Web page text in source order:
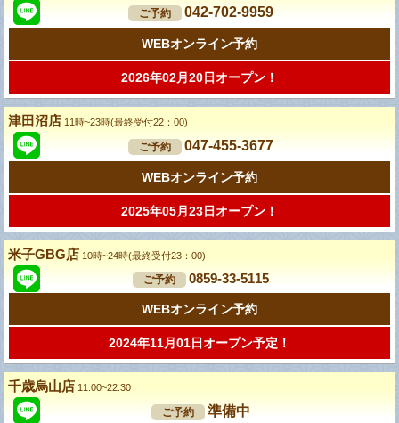
ご予約 042-702-9959
WEBオンライン予約
2026年02月20日オープン！
津田沼店 11時~23時(最終受付22：00)
ご予約 047-455-3677
WEBオンライン予約
2025年05月23日オープン！
米子GBG店 10時~24時(最終受付23：00)
ご予約 0859-33-5115
WEBオンライン予約
2024年11月01日オープン予定！
千歳烏山店 11:00~22:30
ご予約 準備中